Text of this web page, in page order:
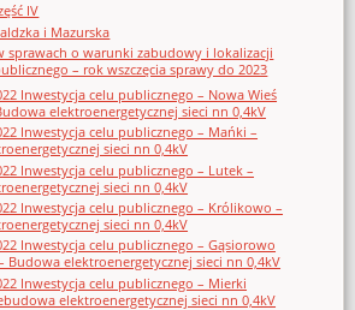
IV
i Mazurska
sprawach o warunki zabudowy i lokalizacji
– rok wszczęcia sprawy do 2023
Inwestycja celu publicznego – Nowa Wieś
elektroenergetycznej sieci nn 0,4kV
Inwestycja celu publicznego – Mańki –
sieci nn 0,4kV
Inwestycja celu publicznego – Lutek –
sieci nn 0,4kV
Inwestycja celu publicznego – Królikowo –
sieci nn 0,4kV
Inwestycja celu publicznego – Gąsiorowo
Budowa elektroenergetycznej sieci nn 0,4kV
Inwestycja celu publicznego – Mierki
elektroenergetycznej sieci nn 0,4kV